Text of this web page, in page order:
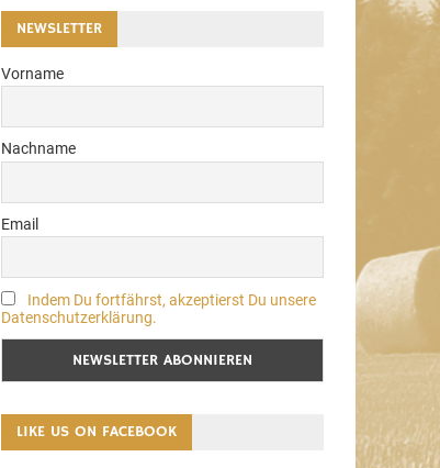
NEWSLETTER
Vorname
Nachname
Email
Indem Du fortfährst, akzeptierst Du unsere
Datenschutzerklärung.
LIKE US ON FACEBOOK